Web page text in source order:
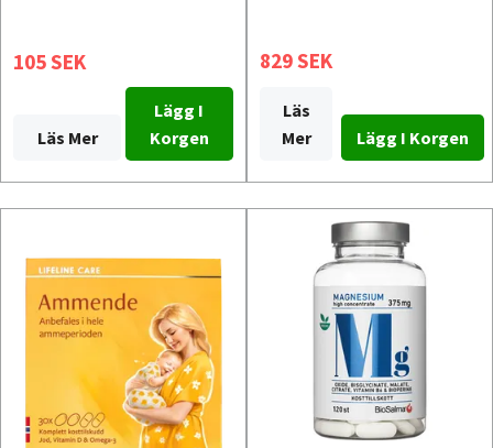
105 SEK
Läs Mer
Lägg I
Korgen
829 SEK
Läs
Mer